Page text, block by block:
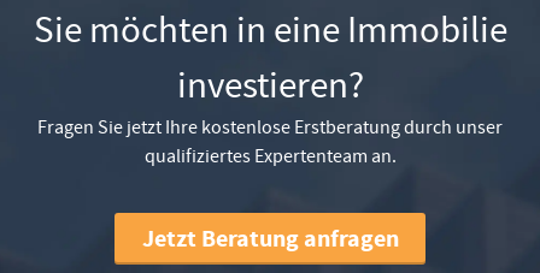
Sie möchten in eine Immobilie
investieren?
Fragen Sie jetzt Ihre kostenlose Erstberatung durch unser
qualifiziertes Expertenteam an.
Jetzt Beratung anfragen